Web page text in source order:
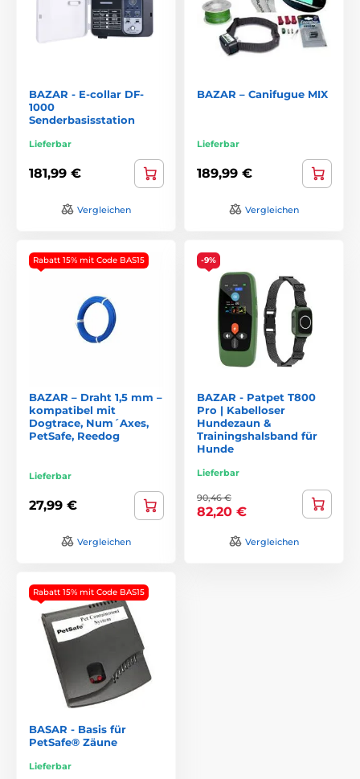
BAZAR - E-collar DF-
1000
Senderbasisstation
Lieferbar
181,99 €
Vergleichen
BAZAR – Canifugue MIX
Lieferbar
189,99 €
Vergleichen
Rabatt 15% mit Code BAS15
BAZAR – Draht 1,5 mm –
kompatibel mit
Dogtrace, Num´Axes,
PetSafe, Reedog
Lieferbar
27,99 €
Vergleichen
-9%
BAZAR - Patpet T800
Pro | Kabelloser
Hundezaun &
Trainingshalsband für
Hunde
Lieferbar
90,46 €
82,20 €
Vergleichen
Rabatt 15% mit Code BAS15
BASAR - Basis für
PetSafe® Zäune
Lieferbar